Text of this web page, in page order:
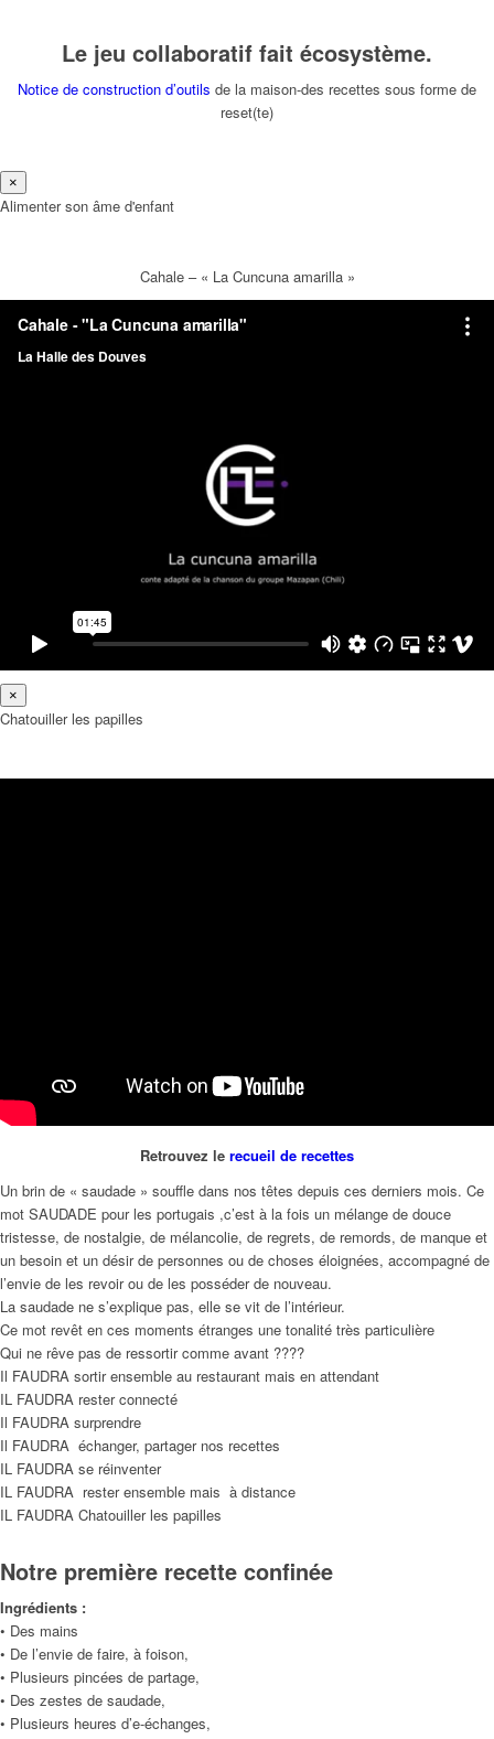
Le jeu collaboratif fait écosystème.
Notice de construction d’outils de la maison-des recettes sous forme de
reset(te)
×
Alimenter son âme d'enfant
Cahale – « La Cuncuna amarilla »
×
Chatouiller les papilles
Retrouvez le recueil de recettes
Un brin de « saudade » souffle dans nos têtes depuis ces derniers mois. Ce
mot SAUDADE pour les portugais ,c’est à la fois un mélange de douce
tristesse, de nostalgie, de mélancolie, de regrets, de remords, de manque et
un besoin et un désir de personnes ou de choses éloignées, accompagné de
l’envie de les revoir ou de les posséder de nouveau.
La saudade ne s’explique pas, elle se vit de l’intérieur.
Ce mot revêt en ces moments étranges une tonalité très particulière
Qui ne rêve pas de ressortir comme avant ????
Il FAUDRA sortir ensemble au restaurant mais en attendant
IL FAUDRA rester connecté
Il FAUDRA surprendre
Il FAUDRA échanger, partager nos recettes
IL FAUDRA se réinventer
IL FAUDRA rester ensemble mais à distance
IL FAUDRA Chatouiller les papilles
Notre première recette confinée
Ingrédients :
• Des mains
• De l’envie de faire, à foison,
• Plusieurs pincées de partage,
• Des zestes de saudade,
• Plusieurs heures d’e-échanges,